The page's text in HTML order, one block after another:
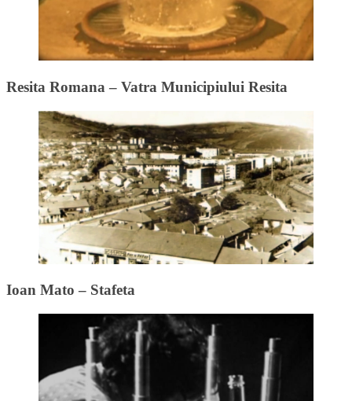
Resita Romana – Vatra Municipiului Resita
Ioan Mato – Stafeta